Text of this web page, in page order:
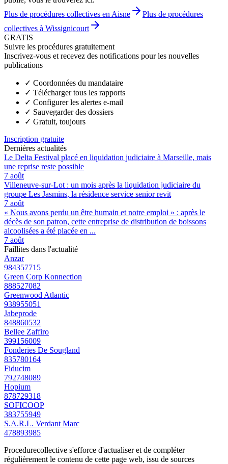
Plus de procédures collectives en Aisne
Plus de procédures
collectives à Wissignicourt
GRATIS
Suivre les procédures gratuitement
Inscrivez-vous et recevez des notifications pour les nouvelles
publications
✓ Coordonnées du mandataire
✓ Télécharger tous les rapports
✓ Configurer les alertes e-mail
✓ Sauvegarder des dossiers
✓ Gratuit, toujours
Inscription gratuite
Dernières actualités
Le Delta Festival placé en liquidation judiciaire à Marseille, mais
une reprise reste possible
7 août
Villeneuve-sur-Lot : un mois après la liquidation judiciaire du
groupe Les Jasmins, la résidence service senior revit
7 août
« Nous avons perdu un être humain et notre emploi » : après le
décès de son patron, cette entreprise de distribution de boissons
alcoolisées a été placée en ...
7 août
Faillites dans l'actualité
Anzar
984357715
Green Corp Konnection
888527082
Greenwood Atlantic
938955051
Jabeprode
848860532
Bellee Zaffiro
399156009
Fonderies De Sougland
835780164
Fiducim
792748089
Hopium
878729318
SOFICOOP
383755949
S.A.R.L. Verdant Marc
478893985
Procedurecollective s'efforce d'actualiser et de compléter
régulièrement le contenu de cette page web, issu de sources